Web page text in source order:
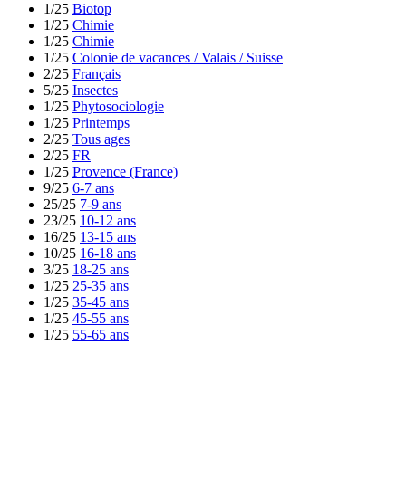
1/25 Biotop
1/25 Chimie
1/25 Chimie
1/25 Colonie de vacances / Valais / Suisse
2/25 Français
5/25 Insectes
1/25 Phytosociologie
1/25 Printemps
2/25 Tous ages
2/25 FR
1/25 Provence (France)
9/25 6-7 ans
25/25 7-9 ans
23/25 10-12 ans
16/25 13-15 ans
10/25 16-18 ans
3/25 18-25 ans
1/25 25-35 ans
1/25 35-45 ans
1/25 45-55 ans
1/25 55-65 ans